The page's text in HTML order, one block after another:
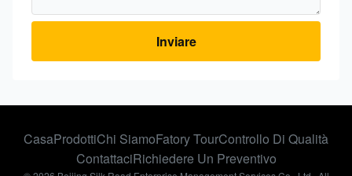
Inviare
CasaProdottiChi SiamoFatory TourControllo Di Qualità
ContattaciRichiedere Un Preventivo